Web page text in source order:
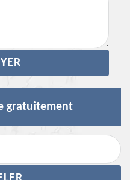
gratuitement